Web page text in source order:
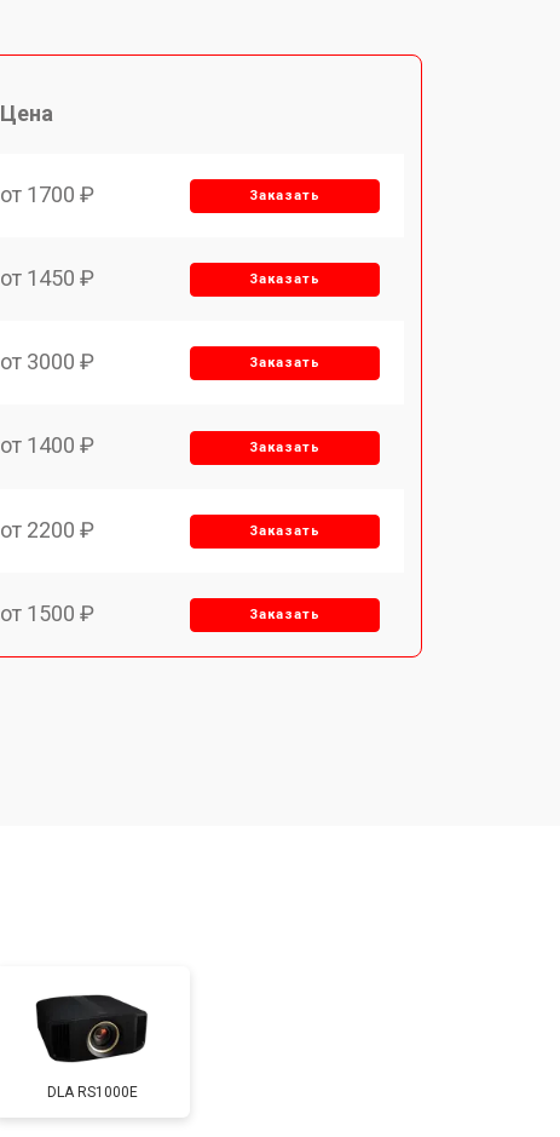
Цена
от 1700 ₽ Заказать
от 1450 ₽ Заказать
от 3000 ₽ Заказать
от 1400 ₽ Заказать
от 2200 ₽ Заказать
от 1500 ₽ Заказать
от 1900 ₽
DLA RS1000E